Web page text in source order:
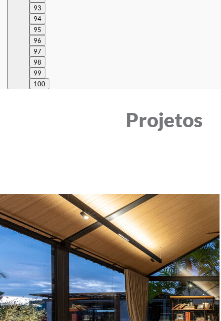
93
94
95
96
97
98
99
100
Projetos